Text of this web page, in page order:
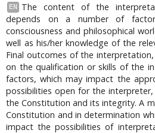
EN
The content of the
depends on a number of
consciousness and philosophical
well as his/her knowledge of the
Final outcomes of the
on the qualification or skills of the
factors, which may impact the
possibilities open for the
the Constitution and its integrity. A
Constitution and in determination
impact the possibilities of